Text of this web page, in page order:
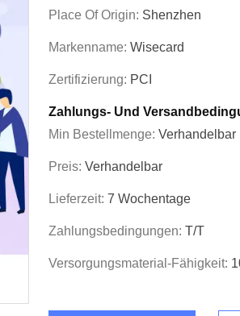
Place Of Origin: Shenzhen
Markenname: Wisecard
Zertifizierung: PCI
Zahlungs- Und
Min Bestellmenge: Verhandelbar
Preis: Verhandelbar
Lieferzeit: 7 Wochentage
Zahlungsbedingungen: T/T
Versorgungsmaterial-Fähigkeit: